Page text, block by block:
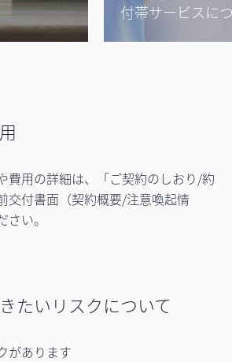
付帯サービスに
費用の詳細は、「ご契約のしおり/約
交付書面（契約概要/注意喚起情
い。
たいリスクについて
があります